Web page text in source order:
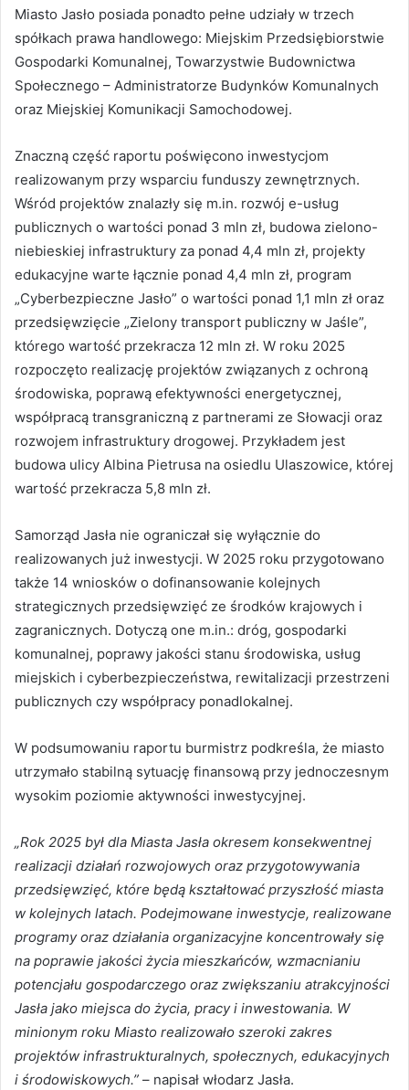
Miasto Jasło posiada ponadto pełne udziały w trzech
spółkach prawa handlowego: Miejskim Przedsiębiorstwie
Gospodarki Komunalnej, Towarzystwie Budownictwa
Społecznego – Administratorze Budynków Komunalnych
oraz Miejskiej Komunikacji Samochodowej.
Znaczną część raportu poświęcono inwestycjom
realizowanym przy wsparciu funduszy zewnętrznych.
Wśród projektów znalazły się m.in. rozwój e-usług
publicznych o wartości ponad 3 mln zł, budowa zielono-
niebieskiej infrastruktury za ponad 4,4 mln zł, projekty
edukacyjne warte łącznie ponad 4,4 mln zł, program
„Cyberbezpieczne Jasło” o wartości ponad 1,1 mln zł oraz
przedsięwzięcie „Zielony transport publiczny w Jaśle”,
którego wartość przekracza 12 mln zł. W roku 2025
rozpoczęto realizację projektów związanych z ochroną
środowiska, poprawą efektywności energetycznej,
współpracą transgraniczną z partnerami ze Słowacji oraz
rozwojem infrastruktury drogowej. Przykładem jest
budowa ulicy Albina Pietrusa na osiedlu Ulaszowice, której
wartość przekracza 5,8 mln zł.
Samorząd Jasła nie ograniczał się wyłącznie do
realizowanych już inwestycji. W 2025 roku przygotowano
także 14 wniosków o dofinansowanie kolejnych
strategicznych przedsięwzięć ze środków krajowych i
zagranicznych. Dotyczą one m.in.: dróg, gospodarki
komunalnej, poprawy jakości stanu środowiska, usług
miejskich i cyberbezpieczeństwa, rewitalizacji przestrzeni
publicznych czy współpracy ponadlokalnej.
W podsumowaniu raportu burmistrz podkreśla, że miasto
utrzymało stabilną sytuację finansową przy jednoczesnym
wysokim poziomie aktywności inwestycyjnej.
„Rok 2025 był dla Miasta Jasła okresem konsekwentnej
realizacji działań rozwojowych oraz przygotowywania
przedsięwzięć, które będą kształtować przyszłość miasta
w kolejnych latach. Podejmowane inwestycje, realizowane
programy oraz działania organizacyjne koncentrowały się
na poprawie jakości życia mieszkańców, wzmacnianiu
potencjału gospodarczego oraz zwiększaniu atrakcyjności
Jasła jako miejsca do życia, pracy i inwestowania. W
minionym roku Miasto realizowało szeroki zakres
projektów infrastrukturalnych, społecznych, edukacyjnych
i środowiskowych.” – napisał włodarz Jasła.